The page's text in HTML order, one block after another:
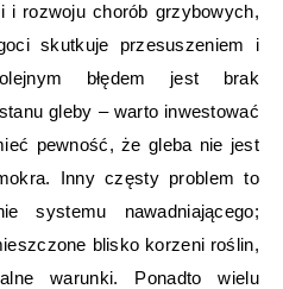
i rozwoju chorób grzybowych,
skutkuje przesuszeniem i
błędem jest brak
gleby – warto inwestować
pewność, że gleba nie jest
Inny częsty problem to
systemu nawadniającego;
blisko korzeni roślin,
warunki. Ponadto wielu